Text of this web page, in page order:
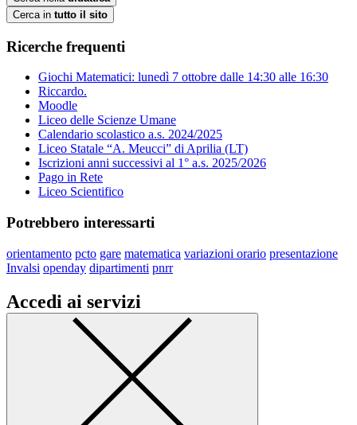
Cerca in tutto il sito
Ricerche frequenti
Giochi Matematici: lunedì 7 ottobre dalle 14:30 alle 16:30
Riccardo.
Moodle
Liceo delle Scienze Umane
Calendario scolastico a.s. 2024/2025
Liceo Statale “A. Meucci” di Aprilia (LT)
Iscrizioni anni successivi al 1° a.s. 2025/2026
Pago in Rete
Liceo Scientifico
Potrebbero interessarti
orientamento pcto gare matematica variazioni orario presentazione
Invalsi openday dipartimenti pnrr
Accedi ai servizi